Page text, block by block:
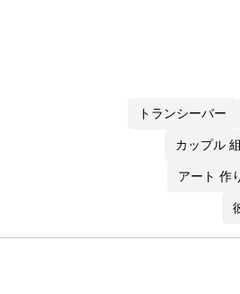
トランシーバー
カップル
アート 作